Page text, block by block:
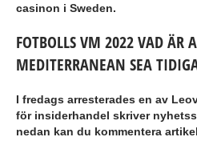
casinon i Sweden.
FOTBOLLS VM 2022 VAD ÄR
MEDITERRANEAN SEA
I fredags arresterades en av
för insiderhandel skriver
nedan kan du kommentera